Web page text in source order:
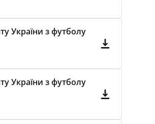
України з футболу
України з футболу